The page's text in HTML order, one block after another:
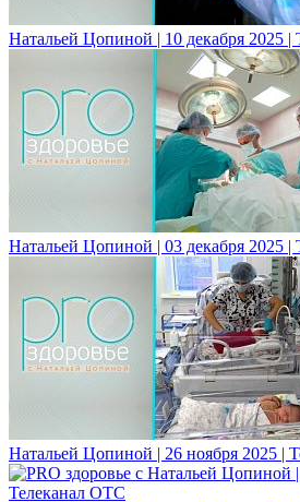
Натальей Цопиной | 10 декабря 2025
Натальей Цопиной | 03 декабря 2025
Натальей Цопиной | 26 ноября 2025 |